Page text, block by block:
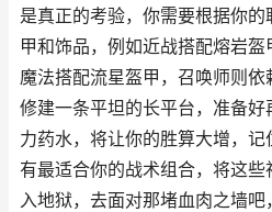
是真正的考验，你需要根据你
甲和饰品，例如近战搭配熔岩盔
魔法搭配流星盔甲，召唤师则依
修建一条平坦的长平台，准备
力药水，将让你的胜算大增，
有最适合你的战术组合，将这
入地狱，去面对那堵血肉之墙